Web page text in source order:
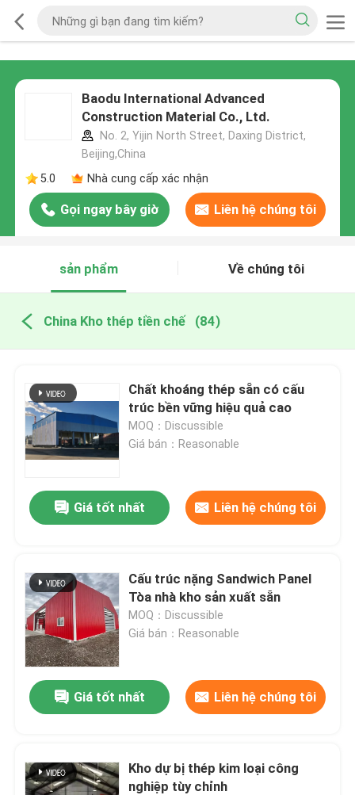
Baodu International Advanced
Construction Material Co., Ltd.
No. 2, Yijin North Street, Daxing District,
Beijing,China
5.0
Nhà cung cấp xác nhận
Gọi ngay bây giờ Liên hệ chúng tôi
sản phẩm Về chúng tôi
China Kho thép tiền chế (84)
Chất khoáng thép sẵn có cấu
trúc bền vững hiệu quả cao
MOQ：Discussible
Giá bán：Reasonable
Giá tốt nhất Liên hệ chúng tôi
Cấu trúc nặng Sandwich Panel
Tòa nhà kho sản xuất sẵn
MOQ：Discussible
Giá bán：Reasonable
Giá tốt nhất Liên hệ chúng tôi
Kho dự bị thép kim loại công
nghiệp tùy chỉnh